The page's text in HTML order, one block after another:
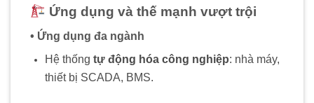
Ứng dụng và thế mạnh vượt trội
• Ứng dụng đa ngành
Hệ thống tự động hóa công nghiệp: nhà máy,
thiết bị SCADA, BMS.